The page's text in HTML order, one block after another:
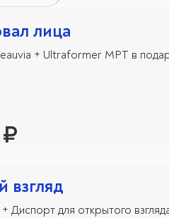
лица
+ Ultraformer MPT в
взгляд
Диспорт для открытого